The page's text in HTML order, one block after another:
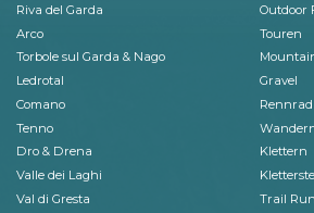
Riva del Garda
Arco
Torbole sul Garda & Nago
Ledrotal
Comano
Tenno
Dro & Drena
Valle dei Laghi
Val di Gresta
Outdoor
Touren
Gravel
Rennrad
Klettern
Trail